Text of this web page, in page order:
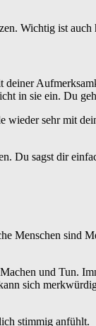
Wichtig ist auch
deiner
in sie ein. Du
wieder sehr mit
Du sagst dir
Menschen sind
und Tun.
sich
stimmig anfühlt.